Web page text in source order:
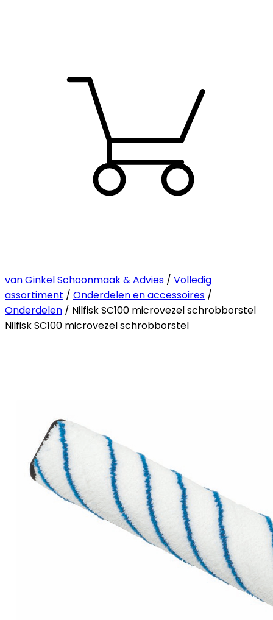
van Ginkel Schoonmaak & Advies / Volledig
assortiment / Onderdelen en accessoires /
Onderdelen / Nilfisk SC100 microvezel schrobborstel
Nilfisk SC100 microvezel schrobborstel